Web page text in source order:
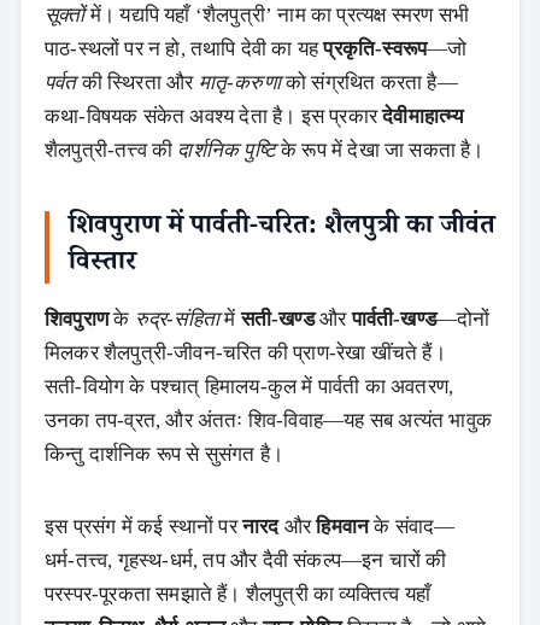
सूक्तोंमें। यद्यपि यहाँ ‘शैलपुत्री’ नाम का प्रत्यक्ष स्मरण सभी
पाठ‑स्थलों पर न हो, तथापि देवी का यहप्रकृति‑स्वरूप—जो
पर्वतकी स्थिरता और मातृ‑करुणाको संग्रथित करता है—
कथा‑विषयक संकेत अवश्य देता है। इस प्रकारदेवीमाहात्म्य
शैलपुत्री‑तत्त्व की दार्शनिक पुष्टिके रूप में देखा जा सकता है।
शिवपुराण में पार्वती‑चरित: शैलपुत्री का जीवंत
विस्तार
शिवपुराणके रुद्र‑संहितामेंसती‑खण्डऔरपार्वती‑खण्ड—दोनों
मिलकर शैलपुत्री‑जीवन‑चरित की प्राण‑रेखा खींचते हैं।
सती‑वियोग के पश्चात् हिमालय‑कुल में पार्वती का अवतरण,
उनका तप‑व्रत, और अंततः शिव‑विवाह—यह सब अत्यंत भावुक
किन्तु दार्शनिक रूप से सुसंगत है।
इस प्रसंग में कई स्थानों परनारदऔरहिमवानके संवाद—
धर्म‑तत्त्व, गृहस्थ‑धर्म, तप और दैवी संकल्प—इन चारों की
परस्पर‑पूरकता समझाते हैं। शैलपुत्री का व्यक्तित्व यहाँ